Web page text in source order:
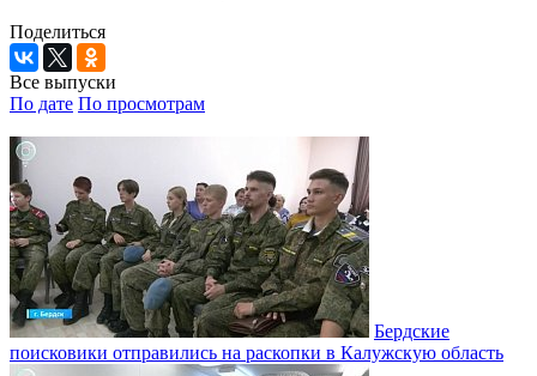
Поделиться
Все выпуски
По дате По просмотрам
Бердские
поисковики отправились на раскопки в Калужскую область